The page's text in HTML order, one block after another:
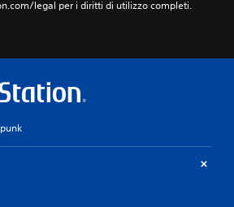
legal per i diritti di utilizzo completi.